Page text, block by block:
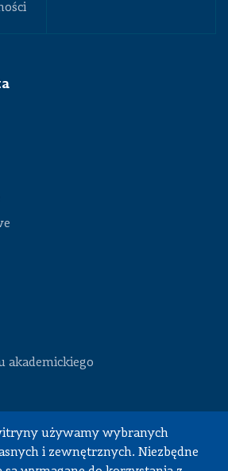
używamy wybranych
i zewnętrznych. Niezbędne
akademickiego